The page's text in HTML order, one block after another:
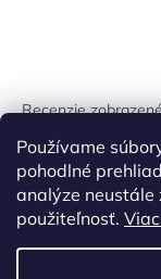
Používame
pohodlné
analýze neustále
použiteľnosť.
Recenzie
unikátnych kľúčov
uskutočnenej